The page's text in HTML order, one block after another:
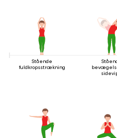
Stående
fuldkropsstrækning